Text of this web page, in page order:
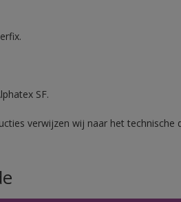
SF.
verwijzen wij naar het technische